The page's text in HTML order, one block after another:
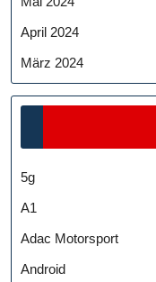
April 2024
März 2024
5g
A1
Adac Motorsport
Android